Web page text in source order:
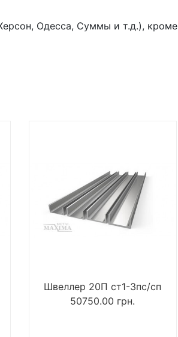
Одесса, Суммы и т.д.), кроме
Швеллер 20П ст1-3пс/сп
50750.00 грн.